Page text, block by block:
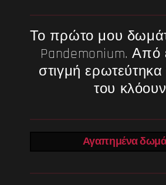
Το πρώτο μου
Pandemonium. Από
στιγμή
του
Αγαπημένα